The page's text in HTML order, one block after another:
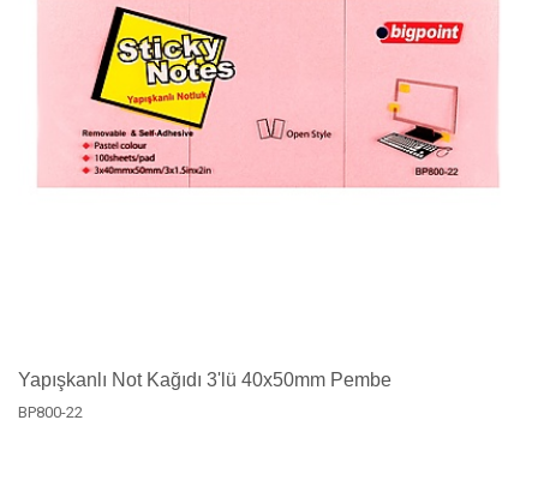
Yapışkanlı Not Kağıdı 3'lü 40x50mm Pembe
BP800-22